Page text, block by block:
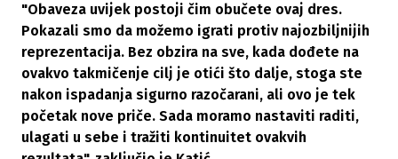
"Obaveza uvijek postoji čim obučete ovaj dres.
Pokazali smo da možemo igrati protiv najozbiljnijih
reprezentacija. Bez obzira na sve, kada dođete na
ovakvo takmičenje cilj je otići što dalje, stoga ste
nakon ispadanja sigurno razočarani, ali ovo je tek
početak nove priče. Sada moramo nastaviti raditi,
ulagati u sebe i tražiti kontinuitet ovakvih